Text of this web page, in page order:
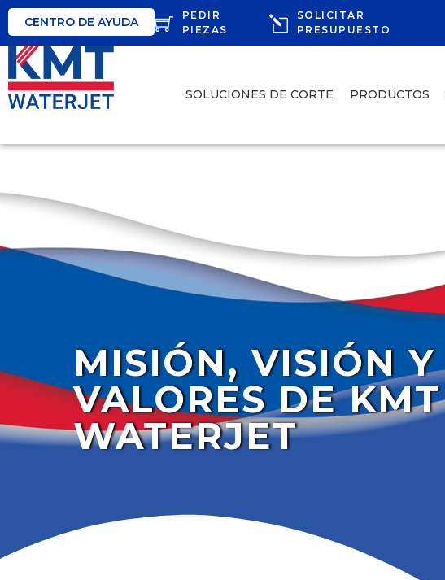
CENTRO DE AYUDA
PEDIR
PIEZAS
SOLICITAR
PRESUPUESTO
SOLUCIONES DE CORTE PRODUCTOS
MISIÓN, VISIÓN Y
VALORES DE KMT
WATERJET